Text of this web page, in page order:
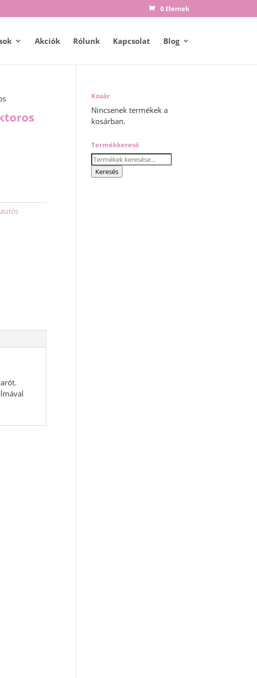
0 Elemek
Akciók Rólunk Kapcsolat Blog
autós
Kosár
Nincsenek termékek a
kosárban.
Termékkereső
Keresés
a
következőre:
Keresés